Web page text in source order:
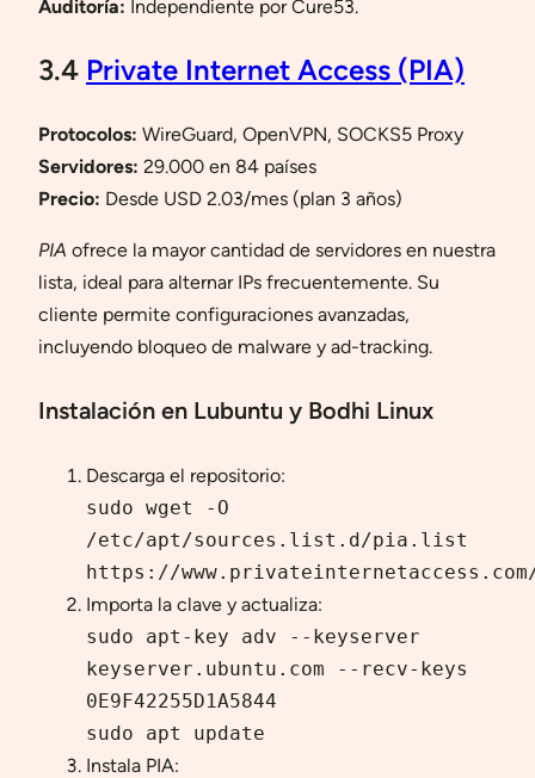
Auditoría: Independiente por Cure53.
3.4 Private Internet Access (PIA)
Protocolos: WireGuard, OpenVPN, SOCKS5 Proxy
Servidores: 29.000 en 84 países
Precio: Desde USD 2.03/mes (plan 3 años)
PIA ofrece la mayor cantidad de servidores en nuestra
lista, ideal para alternar IPs frecuentemente. Su
cliente permite configuraciones avanzadas,
incluyendo bloqueo de malware y ad-tracking.
Instalación en Lubuntu y Bodhi Linux
Descarga el repositorio:
sudo wget -O
/etc/apt/sources.list.d/pia.list
https://
Importa la clave y actualiza:
sudo apt-key adv --keyserver
keyserver.ubuntu.com --recv-keys
0E9F42255D1A5844
sudo apt update
Instala PIA: